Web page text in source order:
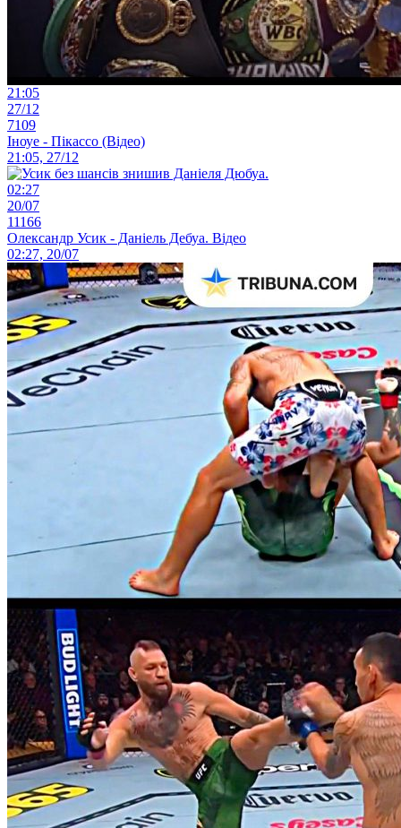
21:05
27/12
7109
Іноуе - Пікассо (Відео)
21:05, 27/12
02:27
20/07
11166
Олександр Усик - Даніель Дебуа. Відео
02:27, 20/07